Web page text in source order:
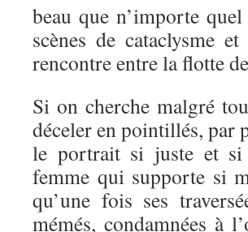
beau que n’importe
scènes de cataclysme
rencontre entre la flotte
Si on cherche malgré
déceler en pointillés, par
le portrait si juste et si
femme qui supporte si
qu’une fois ses
mémés, condamnées à